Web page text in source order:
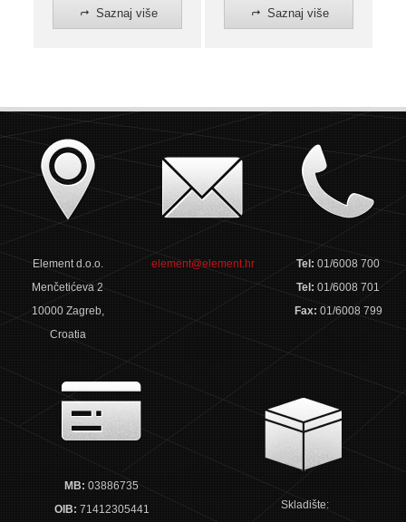
Saznaj više Saznaj više
Element d.o.o.
Menčetićeva 2
10000 Zagreb,
Croatia
element@element.hr Tel:01/6008 700
Tel:01/6008 701
Fax: 01/6008 799
MB: 03886735
OIB: 71412305441
Skladište: